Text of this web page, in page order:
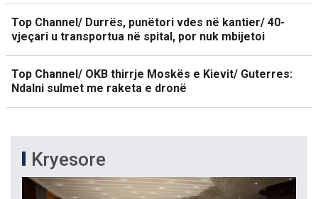
Top Channel/ Durrës, punëtori vdes në kantier/ 40-
vjeçari u transportua në spital, por nuk mbijetoi
Top Channel/ OKB thirrje Moskës e Kievit/ Guterres:
Ndalni sulmet me raketa e dronë
Kryesore